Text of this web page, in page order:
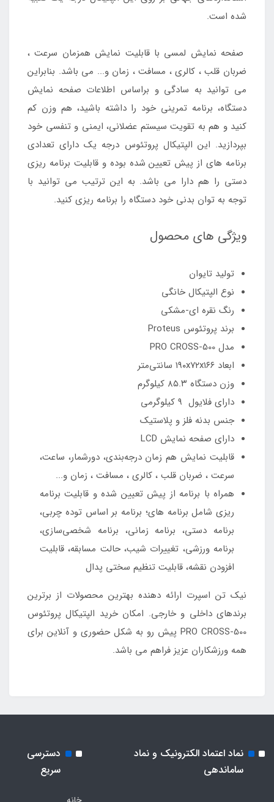
شده است.
صفحه نمایش لمسی با قابلیت نمایش همزمان سرعت ،
ضربان قلب ، کالری ، مسافت ، زمان و... می باشد. بنابراین
می توانید به سادگی و براساس اطلاعات صفحه نمایش
دستگاه، برنامه تمرینی خود را داشته باشید، هم وزن کم
کنید و هم به تقویت سیستم عضلانی، ایمنی و تنفسی خود
بپردازید. این الپتیکال پروتئوس درجه یک دارای تعدادی
برنامه های از پیش تعیین شده بوده و قابلیت برنامه ریزی
دستی را هم دارا می باشد. به این ترتیب می توانید با
توجه به توان بدنی خود دستگاه را برنامه ریزی کنید.
ویژگی های محصول
تولید تایوان
نوع الپتیکال خانگی
رنگ نقره ای-مشکی
برند پروتئوس Proteus
مدل PRO CROSS-500
ابعاد ۱۹۰x۷۲x۱۶۶ سانتی‌متر
وزن دستگاه ۸۵.۳ کیلوگرم
دارای فلایول ۹ کیلوگرمی
جنس بدنه فلز و پلاستیک
دارای صفحه نمایش LCD
قابلیت نمایش هم زمان درجه‌بندی، دورشمار، ساعت،
سرعت ، ضربان قلب ، کالری ، مسافت ، زمان و...
همراه با برنامه از پیش تعیین شده و قابلیت برنامه
ریزی شامل برنامه های؛ برنامه بر اساس توده چربی،
برنامه دستی، برنامه زمانی، برنامه شخصی‌سازی،
برنامه ورزشی، تغییرات شیب، حالت مسابقه، قابلیت
افزودن نقشه، قابلیت تنظیم سختی پدال
نیک تن اسپرت ارائه دهنده بهترین محصولات از برترین
برندهای داخلی و خارجی. امکان خرید الپتیکال پروتئوس
PRO CROSS-500 پیش رو به شکل حضوری و آنلاین برای
همه ورزشکاران عزیز فراهم می باشد.
نماد اعتماد الکترونیک و نماد
ساماندهی
دسترسی
سریع